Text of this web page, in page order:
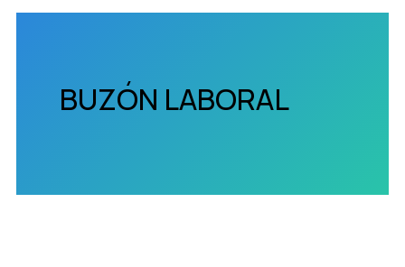
BUZÓN LABORAL